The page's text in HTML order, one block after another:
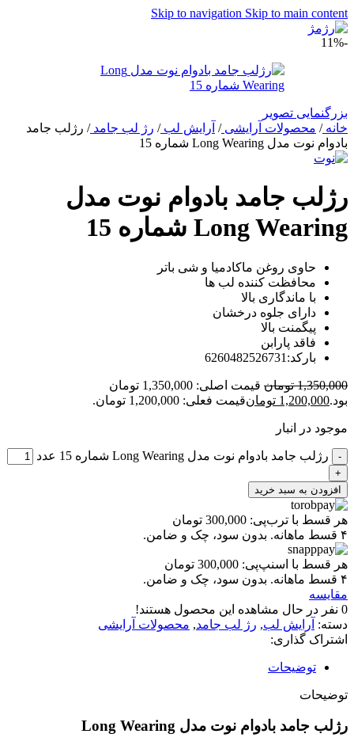
Skip to navigation Skip to main content
-11%
بزرگنمایی تصویر
خانه/ محصولات آرایشی/ آرایش لب/ رژ لب جامد/ رژلب جامد
بادوام نوت مدل Long Wearing شماره 15
رژلب جامد بادوام نوت مدل
Long Wearing شماره 15
حاوی روغن ماکادمیا و شی باتر
محافظت کننده لب ها
با ماندگاری بالا
دارای جلوه درخشان
پیگمنت بالا
فاقد پارابن
بارکد:6260482526731
1,350,000 تومان
قیمت اصلی: 1,350,000 تومان
بود.1,200,000 تومانقیمت فعلی: 1,200,000 تومان.
موجود در انبار
- رژلب جامد بادوام نوت مدل Long Wearing شماره 15 عدد
+
افزودن به سبد خرید
هر قسط با ترب‌پی: 300,000 تومان
۴ قسط ماهانه. بدون سود، چک و ضامن.
هر قسط با اسنپ‌پی: 300,000 تومان
۴ قسط ماهانه. بدون سود، چک و ضامن.
مقایسه
0 نفر در حال مشاهده این محصول هستند!
دسته: آرایش لب, رژ لب جامد, محصولات آرایشی
اشتراک گذاری:
توضیحات
توضیحات
رژلب جامد بادوام نوت مدل Long Wearing